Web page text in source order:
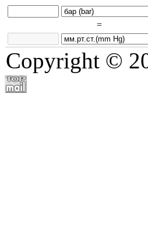
=
Copyright ©